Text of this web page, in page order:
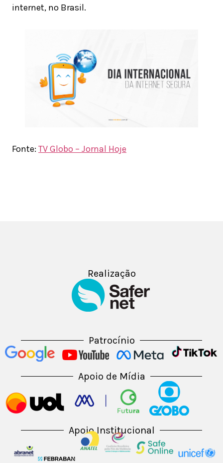
internet, no Brasil.
Fonte: TV Globo – Jornal Hoje
Realização
Patrocínio
Apoio de Mídia
Apoio Institucional